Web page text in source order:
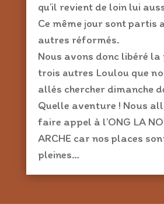
qu’il revient de loin lui
Ce même jour sont partis
autres réformés.
Nous avons donc libéré
trois autres Loulou que
allés chercher dimanche
Quelle aventure ! Nous
faire appel à l’ONG LA
ARCHE car nos places
pleines…